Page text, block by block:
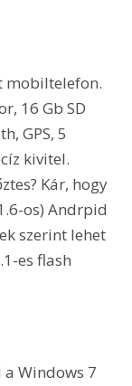
mobiltelefon.
16 Gb SD
GPS, 5
kivitel.
Kár, hogy
os) Andrpid
szerint lehet
es flash
a Windows 7